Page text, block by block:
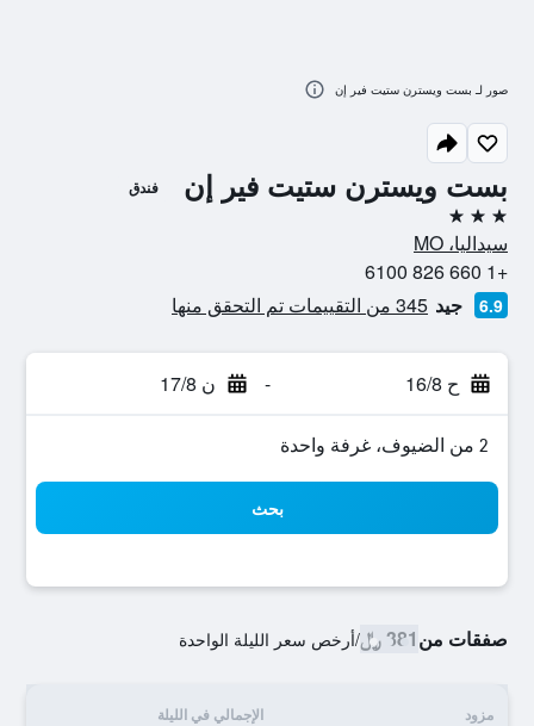
بست ويسترن ستيت فير إن فندق
3 نجوم
سيداليا، MO
+1 660 826 6100
6.9 جيد 345 من التقييمات تم التحقق منها
ح 16/8 - ن 17/8
2 من الضيوف، غرفة واحدة
بحث
صفقات من381 ﷼ /أرخص سعر الليلة الواحدة
مزود الإجمالي في الليلة
صور لـ بست ويسترن ستيت فير إن